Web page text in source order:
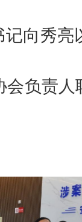
秀亮
负责